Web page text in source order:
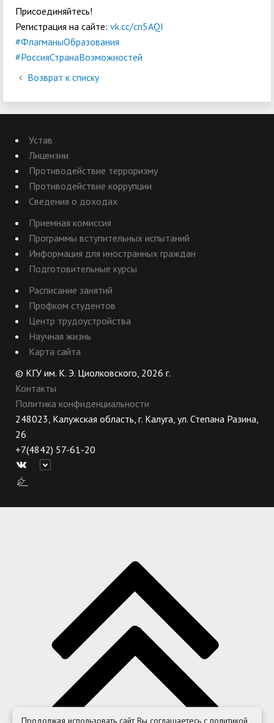
Присоединяйтесь!
Регистрация на сайте: vk.cc/cn5AQI
#ФлагманыОбразования
#РоссияСтранаВозможностей
Возврат к списку
Устав
Лицензии
Противодействие терроризму
Противодействие коррупции
Сведения о доходах
Приемная комиссия
Программы вступительных испытаний
Информация для иностранных граждан
Подготовительные курсы
Расписание занятий
Профком студентов
Центр трудоустройства
Научная жизнь
Карта сайта
© КГУ им. К. Э. Циолковского, 2026 г.
Контакты
Политика конфиденциальности
248023, Калужская область, г. Калуга, ул. Степана Разина,
26
+7(4842) 57-61-20
Продолжая использовать сайт Вы соглашаетесь с политикой